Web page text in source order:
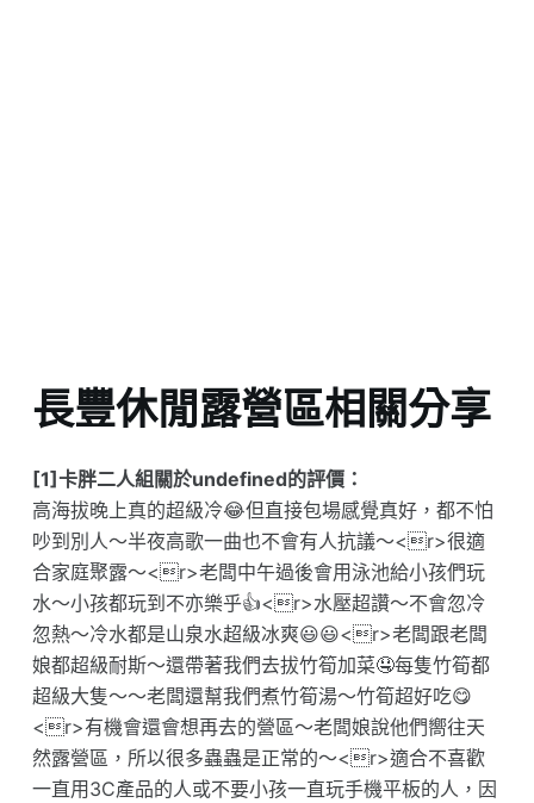
長豐休閒露營區相關分享
[1]卡胖二人組關於undefined的評價：
高海拔晚上真的超級冷😂但直接包場感覺真好，都不怕
吵到別人～半夜高歌一曲也不會有人抗議～<r>很適
合家庭聚露～<r>老闆中午過後會用泳池給小孩們玩
水～小孩都玩到不亦樂乎👍<r>水壓超讚～不會忽冷
忽熱～冷水都是山泉水超級冰爽😃😃<r>老闆跟老闆
娘都超級耐斯～還帶著我們去拔竹筍加菜🤤每隻竹筍都
超級大隻～～老闆還幫我們煮竹筍湯～竹筍超好吃😋
<r>有機會還會想再去的營區～老闆娘說他們嚮往天
然露營區，所以很多蟲蟲是正常的～<r>適合不喜歡
一直用3C產品的人或不要小孩一直玩手機平板的人，因